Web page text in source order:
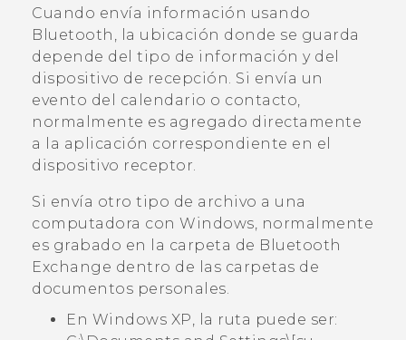
HTC Devices & Accessories
Video Tutorials
Cuando envía información usando
Bluetooth , la ubicación donde se guarda
depende del tipo de información y del
dispositivo de recepción. Si envía un
evento del calendario o contacto,
normalmente es agregado directamente
a la aplicación correspondiente en el
dispositivo receptor.
Si envía otro tipo de archivo a una
computadora con Windows, normalmente
es grabado en la carpeta de Bluetooth
Exchange dentro de las carpetas de
documentos personales.
En Windows XP, la ruta puede ser: